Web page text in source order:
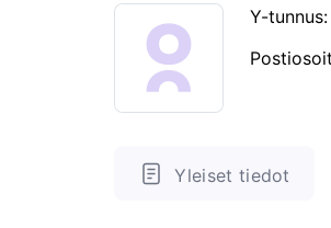
Y-
Yleiset tiedot